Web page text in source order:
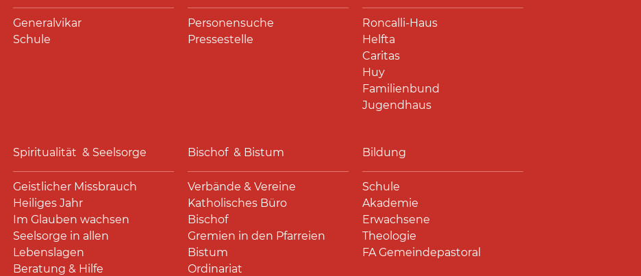
Generalvikar
Schule
Personensuche
Pressestelle
Roncalli-Haus
Helfta
Caritas
Huy
Familienbund
Jugendhaus
Spiritualität & Seelsorge
Geistlicher Missbrauch
Heiliges Jahr
Im Glauben wachsen
Seelsorge in allen
Lebenslagen
Beratung & Hilfe
Bischof & Bistum
Verbände & Vereine
Katholisches Büro
Bischof
Gremien in den Pfarreien
Bistum
Ordinariat
Bildung
Schule
Akademie
Erwachsene
Theologie
FA Gemeindepastoral